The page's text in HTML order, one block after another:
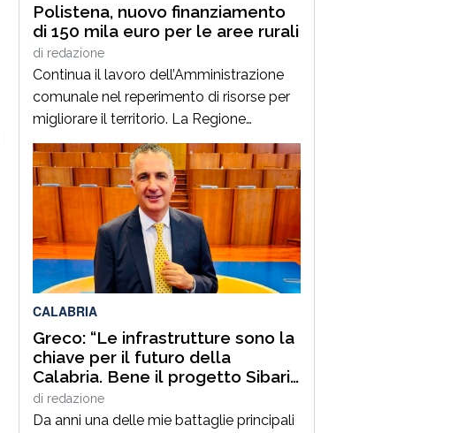
Polistena, nuovo finanziamento
di 150 mila euro per le aree rurali
di redazione
Continua il lavoro dell’Amministrazione
comunale nel reperimento di risorse per
migliorare il territorio. La Regione
Calabria ha finanziato il progetto
presentato dal Comune di Polistena
nell’ambito dei piani per
l’infrastrutturazione delle aree rurali, con
un contributo di 150.000 euro.
L’intervento interesserà Contrada
Baldassarre, Contrada Sbaratto e
adiacenze, dove saranno realizzati lavori
di ampliamento, messa in […]
CALABRIA
Greco: “Le infrastrutture sono la
chiave per il futuro della
Calabria. Bene il progetto Sibari
Fly”
di redazione
Da anni una delle mie battaglie principali